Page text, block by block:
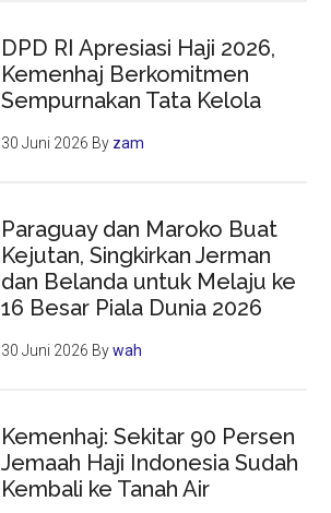
DPD RI Apresiasi Haji 2026,
Kemenhaj Berkomitmen
Sempurnakan Tata Kelola
30 Juni 2026 By zam
Paraguay dan Maroko Buat
Kejutan, Singkirkan Jerman
dan Belanda untuk Melaju ke
16 Besar Piala Dunia 2026
30 Juni 2026 Bywah
Kemenhaj: Sekitar 90 Persen
Jemaah Haji Indonesia Sudah
Kembali ke Tanah Air